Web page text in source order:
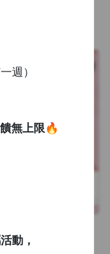
X 創造幸福感
週）
無上限🔥
動，